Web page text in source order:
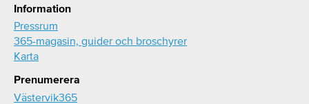
Information
Pressrum
365-magasin, guider och broschyrer
Karta
Prenumerera
Västervik365